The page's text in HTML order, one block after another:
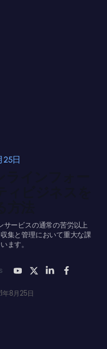
25日
サービスの通常の苦労以上
集と管理において重大な課
ます。
年8月25日